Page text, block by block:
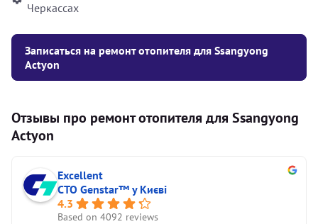
Черкассах
Записаться на ремонт отопителя для Ssangyong
Actyon
Отзывы про ремонт отопителя для Ssangyong
Actyon
Excellent
СТО Genstar™ у Києві
4.3
Based on 4092 reviews